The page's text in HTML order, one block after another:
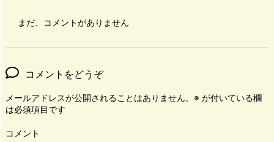
まだ、コメントがありません
コメントをどうぞ
メールアドレスが公開されることはありません。 ※ が付いている欄
は必須項目です
コメント